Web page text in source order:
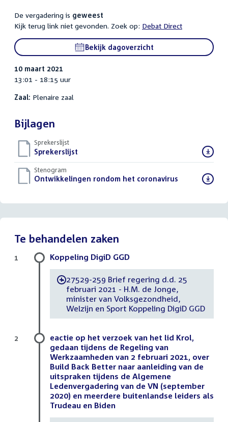
De vergadering is geweest
Kijk terug link niet gevonden. Zoek op: Debat Direct
Bekijk dagoverzicht
10 maart 2021
13:01 - 18:15 uur
Zaal: Plenaire zaal
Bijlagen
Sprekerslijst
Download
bestand:
Sprekerslijst
Stenogram
Download
Ontwikkelingen rondom het coronavirus
Te behandelen zaken
Koppeling DigiD GGD
-27529-259 Brief regering d.d. 25
februari 2021 - H.M. de Jonge,
minister van Volksgezondheid,
Welzijn en Sport Koppeling DigiD GGD
1
eactie op het verzoek van het lid Krol,
gedaan tijdens de Regeling van
Werkzaamheden van 2 februari 2021, over
Build Back Better naar aanleiding van de
uitspraken tijdens de Algemene
Ledenvergadering van de VN (september
2020) en meerdere buitenlandse leiders als
Trudeau en Biden
2